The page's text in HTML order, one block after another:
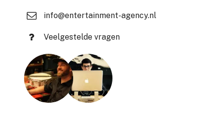
info@entertainment-agency.nl
Veelgestelde vragen